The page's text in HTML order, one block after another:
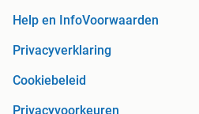
Help en InfoVoorwaarden
Privacyverklaring
Cookiebeleid
Privacyvoorkeuren